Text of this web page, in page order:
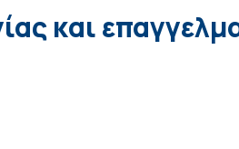
και